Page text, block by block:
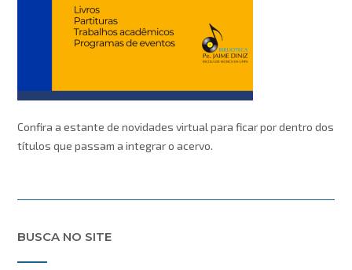
Confira a estante de novidades virtual para ficar por dentro dos
títulos que passam a integrar o acervo.
BUSCA NO SITE